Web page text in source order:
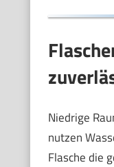
Niedrige
nutzen
Flasche die